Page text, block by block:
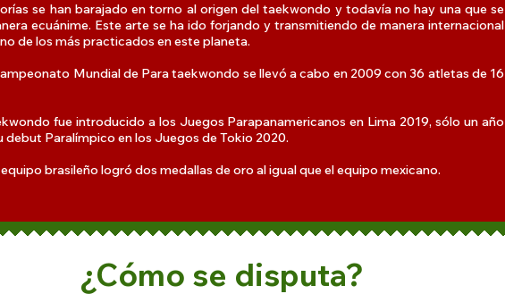
se han barajado en torno al origen del taekwondo y todavía no hay una que se
ecuánime. Este arte se ha ido forjando y transmitiendo de manera internacional
de los más practicados en este planeta.
Mundial de Para taekwondo se llevó a cabo en 2009 con 36 atletas de 16
fue introducido a los Juegos Parapanamericanos en Lima 2019, sólo un año
debut Paralímpico en los Juegos de Tokio 2020.
equipo brasileño logró dos medallas de oro al igual que el equipo mexicano.
¿Cómo se disputa?